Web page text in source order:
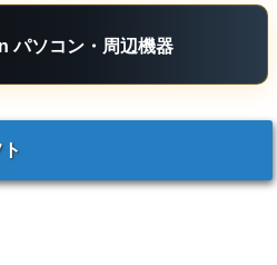
パソコン・周辺機器